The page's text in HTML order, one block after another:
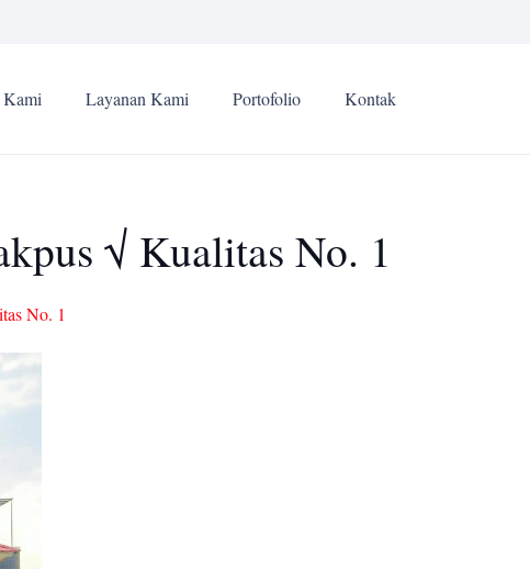
Kami Layanan Kami Portofolio Kontak
√ Kualitas No. 1
No. 1